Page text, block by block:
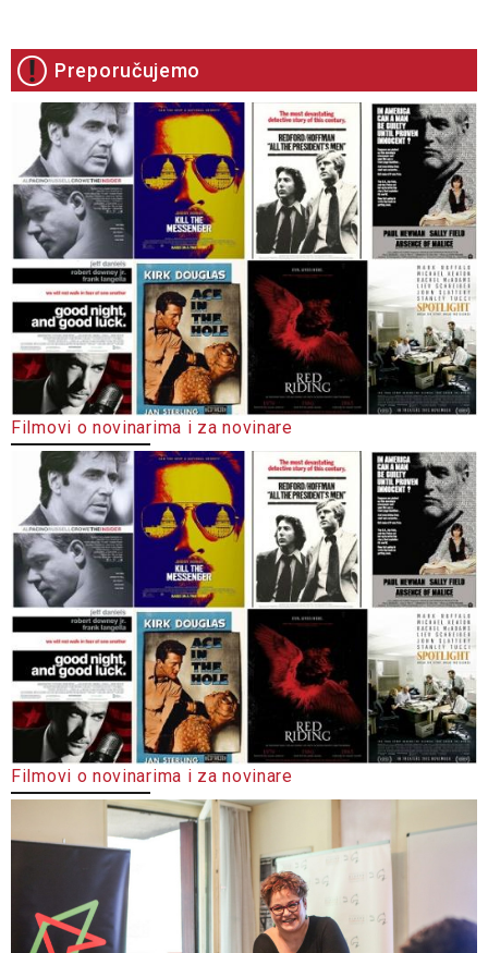
Preporučujemo
Filmovi o novinarima i za novinare
Filmovi o novinarima i za novinare